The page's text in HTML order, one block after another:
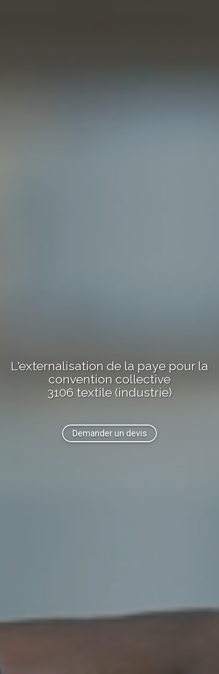
L'externalisation de la paye pour la
convention collective
3106 textile (industrie)
Demander un devis